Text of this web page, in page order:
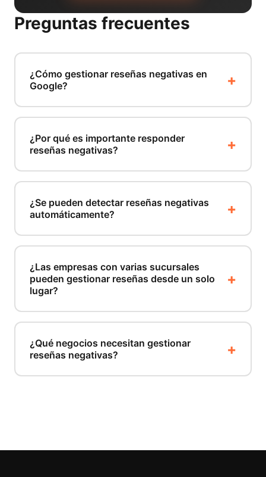
Preguntas frecuentes
¿Cómo gestionar reseñas negativas en
Google?
¿Por qué es importante responder
reseñas negativas?
¿Se pueden detectar reseñas negativas
automáticamente?
¿Las empresas con varias sucursales
pueden gestionar reseñas desde un solo
lugar?
¿Qué negocios necesitan gestionar
reseñas negativas?